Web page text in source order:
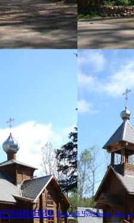
Николай Чудотворц Пасха